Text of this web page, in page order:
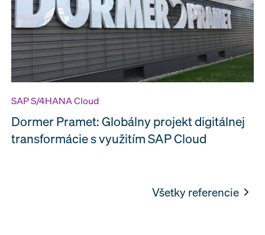
Všetky referencie
SAP S/4HANA Cloud
Dormer Pramet: Globálny projekt digitálnej
transformácie s využitím SAP Cloud